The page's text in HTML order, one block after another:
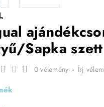
Sapka szett
0 vélemény - Írj